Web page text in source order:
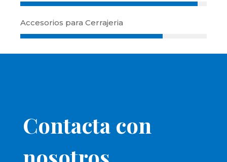
Accesorios para Cerrajeria
Contacta con